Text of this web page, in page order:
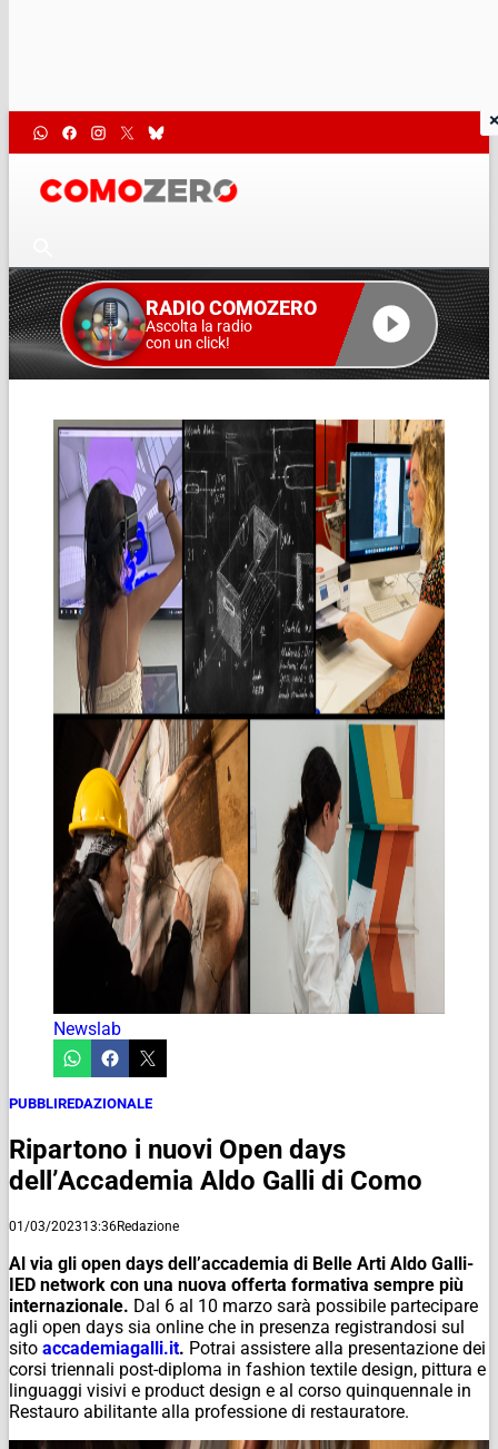
RADIO COMOZERO
Ascolta la radio
con un click!
Newslab
PUBBLIREDAZIONALE
Ripartono i nuovi Open days
dell’Accademia Aldo Galli di Como
01/03/202313:36Redazione
Al via gli open days dell’accademia di Belle Arti Aldo Galli-
IED network con una nuova offerta formativa sempre più
internazionale. Dal 6 al 10 marzo sarà possibile partecipare
agli open days sia online che in presenza registrandosi sul
sito accademiagalli.it. Potrai assistere alla presentazione dei
corsi triennali post-diploma in fashion textile design, pittura e
linguaggi visivi e product design e al corso quinquennale in
Restauro abilitante alla professione di restauratore.